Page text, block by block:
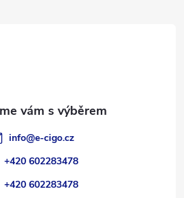
info@e-cigo.cz
+420 602283478
+420 602283478